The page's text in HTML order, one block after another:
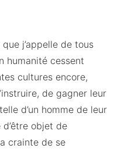
j’appelle de tous
humanité cessent
cultures encore,
de gagner leur
d’un homme de leur
objet de
crainte de se